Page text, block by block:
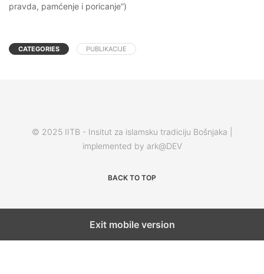
pravda, pamćenje i poricanje”)
CATEGORIES PUBLIKACIJE
© 2025 IITB - Insitut za islamsku tradiciju Bošnjaka |
implemented by ark@DEV
BACK TO TOP
Exit mobile version